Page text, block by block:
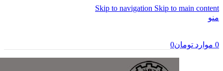
Skip to navigation Skip to main content
منو
0 موارد تومان0